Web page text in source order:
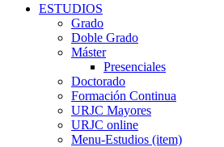
ESTUDIOS
Grado
Doble Grado
Máster
Presenciales
Doctorado
Formación Continua
URJC Mayores
URJC online
Menu-Estudios (item)